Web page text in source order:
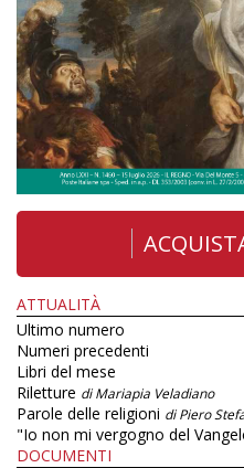
ATTUALITÀ
Ultimo numero
Numeri precedenti
Libri del mese
Riletture di Mariapia Veladiano
Parole delle religioni di Piero
"Io non mi vergogno del
DOCUMENTI